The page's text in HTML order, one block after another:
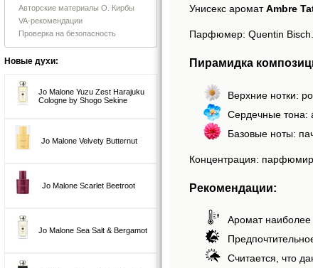
Авторские материалы О. Кирбы
VA-рекомендации
Проверка на безопасность
Новые духи:
Jo Malone Yuzu Zest Harajuku
Cologne by Shogo Sekine
Jo Malone Velvety Butternut
Jo Malone Scarlet Beetroot
Jo Malone Sea Salt & Bergamot
Унисекс ароматAmbre
Парфюмер: Quentin Bisch.
Пирамидка
Верхние нотки:
Сердечные тона:
Базовые ноты:
Концентрация:
Рекомендации:
Аромат наиболее
Считается, что